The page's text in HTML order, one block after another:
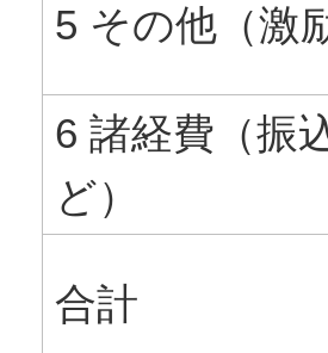
5 その他（激
6 諸経費（振
ど）
合計